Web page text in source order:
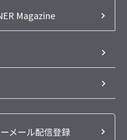
Magazine
メール配信登録